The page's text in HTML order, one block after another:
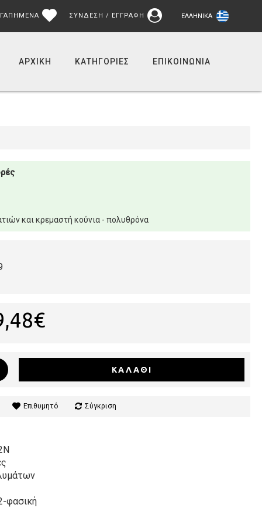
ΕΛΛΗΝΙΚΆ
ΣΥΝΔΕΣΗ / ΕΓΓΡΑΦΗ
ΑΡΧΙΚΉ ΚΑΤΗΓΟΡΙΕΣ ΕΠΙΚΟΙΝΩΝΊΑ
και κρεμαστή κούνια - πολυθρόνα
ΚΑΛΆΘΙ
Επιθυμητό Σύγκριση
φασική